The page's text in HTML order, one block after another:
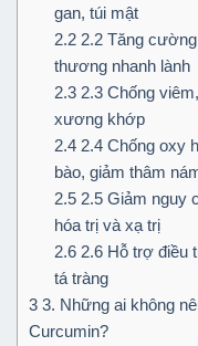
gan, túi mật
2.22.2 Tăng cường
thương nhanh lành
2.32.3 Chống
xương khớp
2.42.4 Chống oxy
bào, giảm thâm
2.52.5 Giảm nguy
hóa trị và xạ trị
2.62.6 Hỗ trợ điều
tá tràng
3 3. Những ai không
Curcumin?